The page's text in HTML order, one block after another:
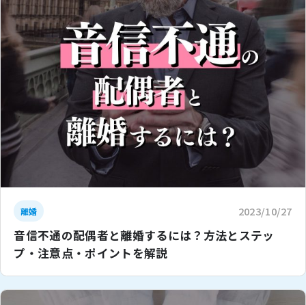
離婚 2023/10/27
音信不通の配偶者と離婚するには？方法とステッ
プ・注意点・ポイントを解説